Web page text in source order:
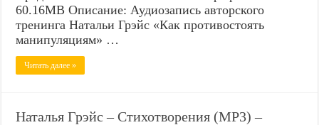
60.16МВ Описание: Аудиозапись авторского
тренинга Натальи Грэйс «Как противостоять
манипуляциям» …
Читать далее »
Наталья Грэйс – Стихотворения (MP3) –